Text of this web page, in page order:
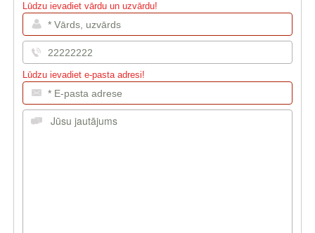
Lūdzu ievadiet vārdu un uzvārdu!
Lūdzu ievadiet e-pasta adresi!